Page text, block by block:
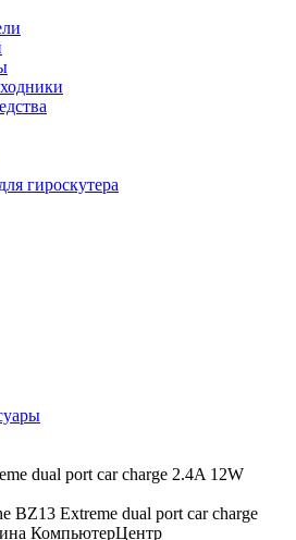
гироскутера
dual port car charge 2.4A 12W